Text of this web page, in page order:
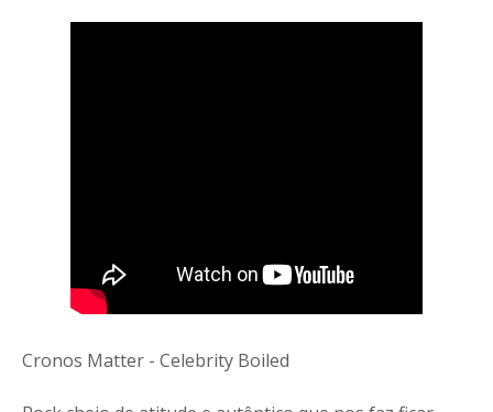
Cronos Matter - Celebrity Boiled